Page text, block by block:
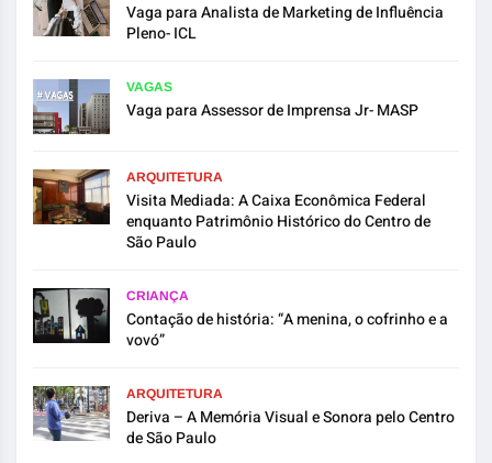
Vaga para Analista de Marketing de Influência
Pleno- ICL
VAGAS
Vaga para Assessor de Imprensa Jr- MASP
ARQUITETURA
Visita Mediada: A Caixa Econômica Federal
enquanto Patrimônio Histórico do Centro de
São Paulo
CRIANÇA
Contação de história: “A menina, o cofrinho e a
vovó”
ARQUITETURA
Deriva – A Memória Visual e Sonora pelo Centro
de São Paulo